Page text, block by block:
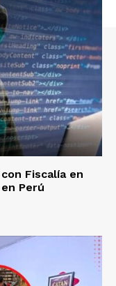
Fiscalía en
Perú